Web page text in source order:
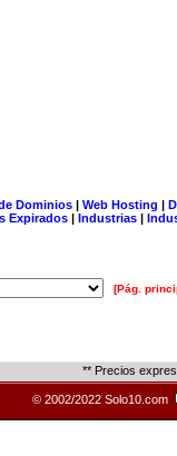
Dominios| Web Hosting |
Expirados | Industrias |
[Pág.
** Precios
© 2002/2022 Solo10.com